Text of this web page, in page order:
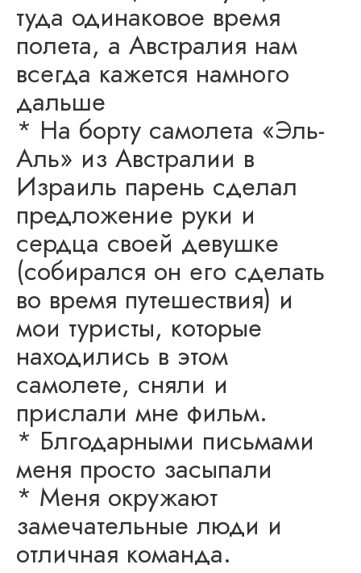
туда одинаковое время
полета, а Австралия нам
всегда кажется намного
дальше
* На борту самолета «Эль-
Аль» из Австралии в
Израиль парень сделал
предложение руки и
сердца своей девушке
(собирался он его сделать
во время путешествия) и
мои туристы, которые
находились в этом
самолете, сняли и
прислали мне фильм.
* Блгодарными письмами
меня просто засыпали
* Меня окружают
замечательные люди и
отличная команда.